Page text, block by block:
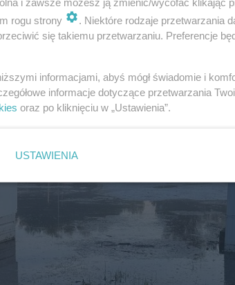
rogu strony
. Niektóre rodzaje przetwarzania
się takiemu przetwarzaniu. Preferencje
informacjami, abyś mógł świadomie i
informacje dotyczące przetwarzania
oraz po kliknięciu w „Ustawienia”.
USTAWIENIA